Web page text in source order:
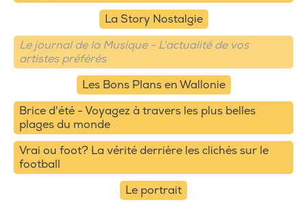
La Story Nostalgie
Le journal de la Musique - L'actualité de vos
artistes préférés
Les Bons Plans en Wallonie
Brice d'été - Voyagez à travers les plus belles
plages du monde
Vrai ou foot? La vérité derrière les clichés sur le
football
Le portrait